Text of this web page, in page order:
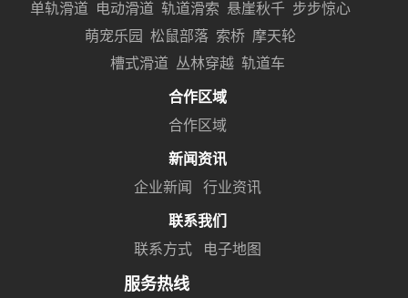
单轨滑道
电动滑道 轨道滑索 悬崖秋千 步步惊心
萌宠乐园
松鼠部落 索桥 摩天轮
槽式滑道 丛林穿越 轨道车
合作区域
合作区域
新闻资讯
企业新闻
行业资讯
联系我们
联系方式
电子地图
服务热线